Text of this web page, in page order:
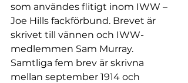
som användes flitigt inom IWW –
Joe Hills fackförbund. Brevet är
skrivet till vännen och IWW-
medlemmen Sam Murray.
Samtliga fem brev är skrivna
mellan september 1914 och